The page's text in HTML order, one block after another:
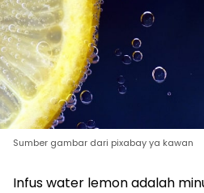
Sumber gambar dari pixabay ya kawan
Infus water lemon adalah